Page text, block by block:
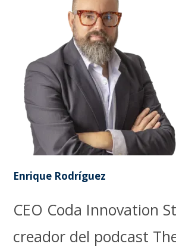
Enrique Rodríguez
CEO Coda Innovation
creador del podcast